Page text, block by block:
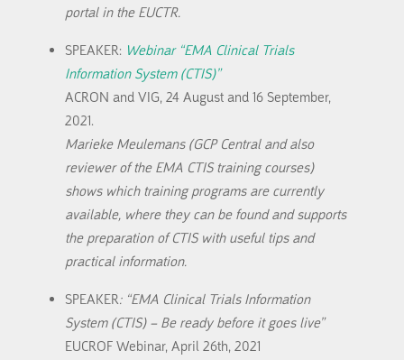
portal in the EUCTR.
SPEAKER: Webinar “EMA Clinical Trials
Information System (CTIS)”
ACRON and VIG, 24 August and 16 September,
2021.
Marieke Meulemans (GCP Central and also
reviewer of the EMA CTIS training courses)
shows which training programs are currently
available, where they can be found and supports
the preparation of CTIS with useful tips and
practical information.
SPEAKER: “EMA Clinical Trials Information
System (CTIS) – Be ready before it goes live”
EUCROF Webinar, April 26th, 2021